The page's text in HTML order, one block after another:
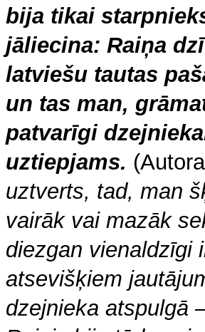
bija tikai
jāliecina: Raiņa
latviešu tautas
un tas man,
patvarīgi
uztiepjams.
uztverts, tad, man
vairāk vai mazāk
diezgan vienaldzīgi
atsevišķiem
dzejnieka atspulgā